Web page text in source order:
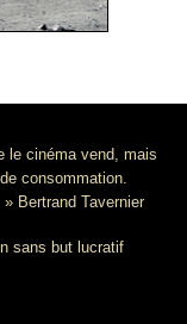
le cinéma vend, mais
consommation.
Bertrand Tavernier
sans but lucratif